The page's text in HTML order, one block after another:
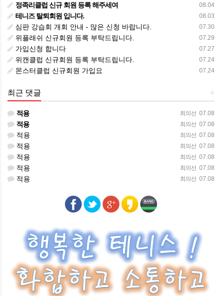
08.04
정족리클럽 신규 회원 등록 해주세여
08.03
테니즈 탈퇴회원 입니다.
07.30
심판 강습회 개회 안내 - 많은 신청 바랍니다.
07.29
위플래쉬 신규회원 등록 부탁드립니다.
07.27
가입신청 합니다
07.24
위캔클럽 신규회원 등록 부탁드립니다.
07.24
몬스터클럽 신규회원 가입요
+
최근 댓글
최의선 07.08
적용
최의선 07.08
적용
최의선 07.08
적용
최의선 07.08
적용
최의선 07.08
적용
최의선 07.08
적용
최의선 07.08
적용